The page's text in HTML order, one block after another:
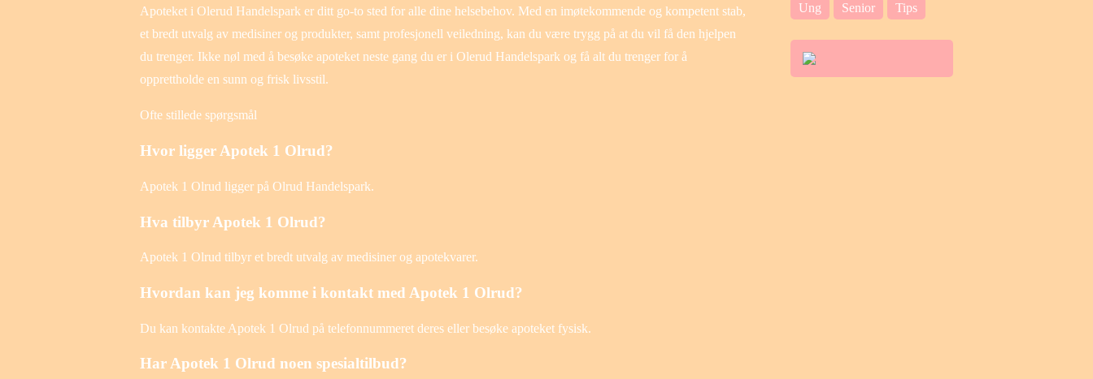
Apoteket i Olerud Handelspark er ditt go-to sted for alle dine helsebehov. Med en imøtekommende og kompetent stab,
et bredt utvalg av medisiner og produkter, samt profesjonell veiledning, kan du være trygg på at du vil få den hjelpen
du trenger. Ikke nøl med å besøke apoteket neste gang du er i Olerud Handelspark og få alt du trenger for å
opprettholde en sunn og frisk livsstil.
Ofte stillede spørgsmål
Hvor ligger Apotek 1 Olrud?
Apotek 1 Olrud ligger på Olrud Handelspark.
Hva tilbyr Apotek 1 Olrud?
Apotek 1 Olrud tilbyr et bredt utvalg av medisiner og apotekvarer.
Hvordan kan jeg komme i kontakt med Apotek 1 Olrud?
Du kan kontakte Apotek 1 Olrud på telefonnummeret deres eller besøke apoteket fysisk.
Har Apotek 1 Olrud noen spesialtilbud?
Ung Senior Tips